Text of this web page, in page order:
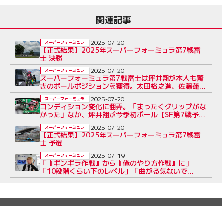
関連記事
【正式結果】2025年スーパーフォーミュラ第7戦富
士 決勝
スーパーフォーミュラ 2025-07-20
スーパーフォーミュラ第7戦富士は坪井翔が本人も驚
きのポールポジションを獲得。太田格之進、佐藤蓮が
続く
スーパーフォーミュラ 2025-07-20
コンディション変化に翻弄。「まったくグリップがな
かった」なか、坪井翔が今季初ポール【SF第7戦予選
会見】
スーパーフォーミュラ 2025-07-20
【正式結果】2025年スーパーフォーミュラ第7戦富
士 予選
スーパーフォーミュラ 2025-07-20
「『ギンギラ作戦』から『俺のやり方作戦』に」
「10段階くらい下のレベル」「曲がる気ないで
しょ」【SF Mix Voices 第6戦】
スーパーフォーミュラ 2025-07-19